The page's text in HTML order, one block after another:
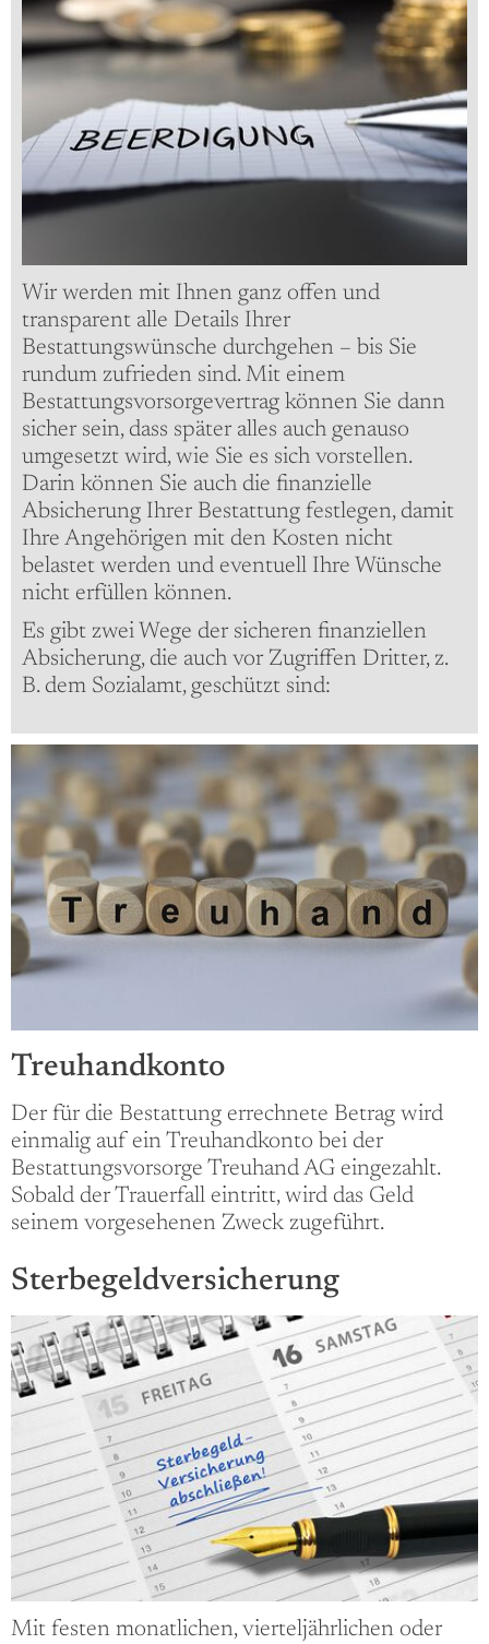
Wir werden mit Ihnen ganz offen und
transparent alle Details Ihrer
Bestattungswünsche durchgehen – bis Sie
rundum zufrieden sind. Mit einem
Bestattungsvorsorgevertrag können Sie dann
sicher sein, dass später alles auch genauso
umgesetzt wird, wie Sie es sich vorstellen.
Darin können Sie auch die finanzielle
Absicherung Ihrer Bestattung festlegen, damit
Ihre Angehörigen mit den Kosten nicht
belastet werden und eventuell Ihre Wünsche
nicht erfüllen können.
Es gibt zwei Wege der sicheren finanziellen
Absicherung, die auch vor Zugriffen Dritter, z.
B. dem Sozialamt, geschützt sind:
Treuhandkonto
Der für die Bestattung errechnete Betrag wird
einmalig auf ein Treuhandkonto bei der
Bestattungsvorsorge Treuhand AG eingezahlt.
Sobald der Trauerfall eintritt, wird das Geld
seinem vorgesehenen Zweck zugeführt.
Sterbegeldversicherung
Mit festen monatlichen, vierteljährlichen oder